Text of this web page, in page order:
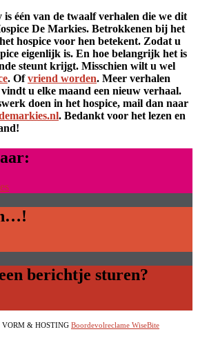
één van de twaalf verhalen die we dit
De Markies. Betrokkenen bij het
hospice voor hen betekent. Zodat u
eigenlijk is. En hoe belangrijk het is
steunt krijgt. Misschien wilt u wel
. Ofvriend worden. Meer verhalen
vindt u elke maand een nieuw verhaal.
doen in het hospice, mail dan naar
. Bedankt voor het lezen en
berichtje sturen?
& HOSTING Boordevolreclame WiseBite